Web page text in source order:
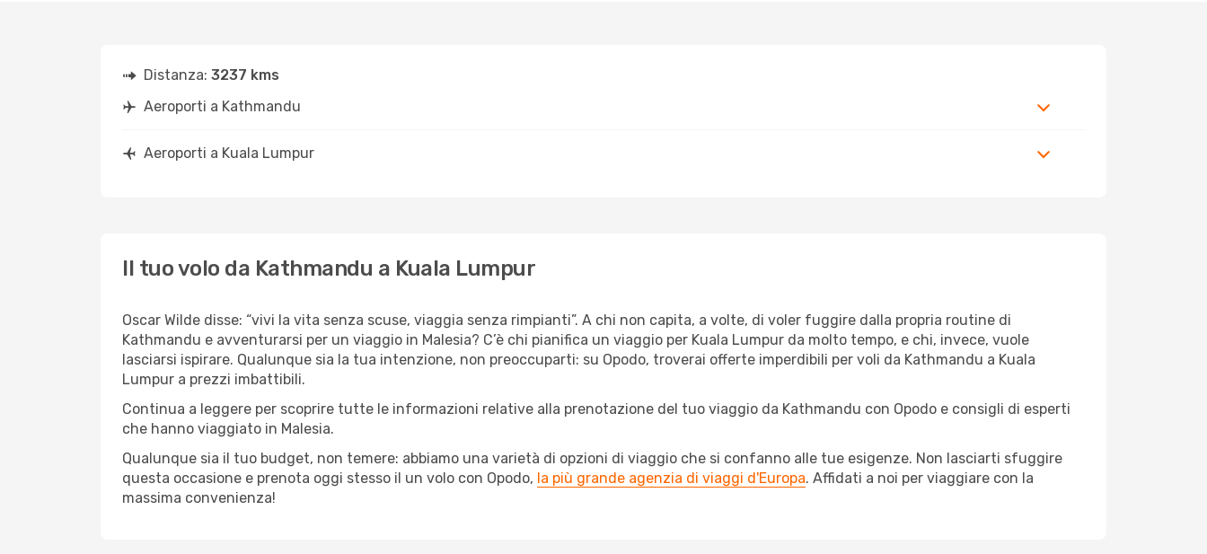
Distanza: 3237 kms
Aeroporti a Kathmandu
Aeroporti a Kuala Lumpur
Il tuo volo da Kathmandu a Kuala Lumpur
Oscar Wilde disse: “vivi la vita senza scuse, viaggia senza rimpianti”. A chi non capita, a volte, di voler fuggire dalla propria routine di
Kathmandu e avventurarsi per un viaggio in Malesia? C’è chi pianifica un viaggio per Kuala Lumpur da molto tempo, e chi, invece, vuole
lasciarsi ispirare. Qualunque sia la tua intenzione, non preoccuparti: su Opodo, troverai offerte imperdibili per voli da Kathmandu a Kuala
Lumpur a prezzi imbattibili.
Continua a leggere per scoprire tutte le informazioni relative alla prenotazione del tuo viaggio da Kathmandu con Opodo e consigli di esperti
che hanno viaggiato in Malesia.
Qualunque sia il tuo budget, non temere: abbiamo una varietà di opzioni di viaggio che si confanno alle tue esigenze. Non lasciarti sfuggire
questa occasione e prenota oggi stesso il un volo con Opodo, la più grande agenzia di viaggi d'Europa. Affidati a noi per viaggiare con la
massima convenienza!